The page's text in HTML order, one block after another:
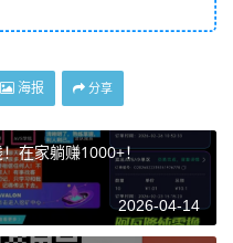
海报 分享
在家躺赚1000+！
2026-04-14